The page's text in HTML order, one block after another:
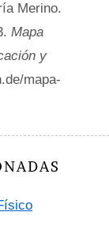
Merino.
Mapa
y
mapa-